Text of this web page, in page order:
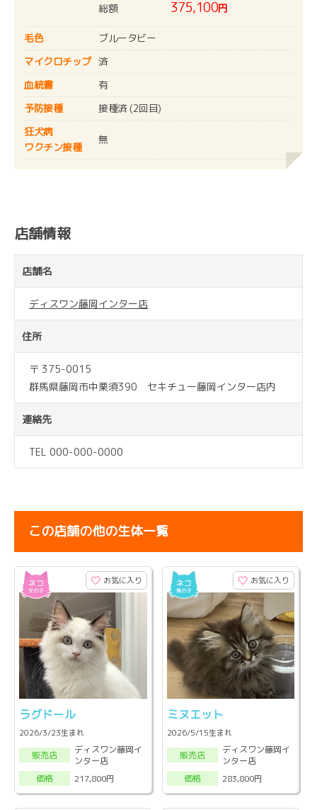
総額 375,100円
毛色
ブルータビー
マイクロチップ 済
血統書
有
予防接種
接種済 (2回目)
狂犬病
ワクチン接種
無
店舗情報
店舗名
ディスワン藤岡インター店
住所
〒 375-0015
群馬県藤岡市中栗須390 セキチュー藤岡インター店内
連絡先
TEL 000-000-0000
この店舗の他の生体一覧
お気に入り
ラグドール
2026/3/23生まれ
販売店
ディスワン藤岡イ
ンター店
価格
217,800円
お気に入り
ミヌエット
2026/5/15生まれ
販売店
ディスワン藤岡イ
ンター店
価格
283,800円